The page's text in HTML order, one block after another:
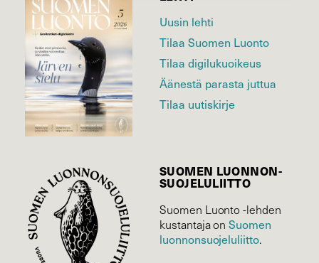
Uusin lehti
Tilaa Suomen Luonto
Tilaa digilukuoikeus
Äänestä parasta juttua
Tilaa uutiskirje
SUOMEN LUONNON­
SUOJELU­LIITTO
Suomen Luonto -lehden
kustantaja onSuomen
luonnonsuojelu­liitto.